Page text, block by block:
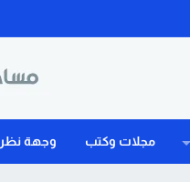
مجلات وكتب وجهة نظر